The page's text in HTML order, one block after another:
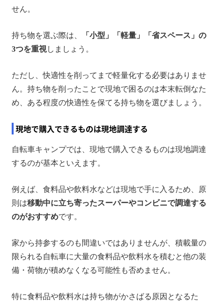
せん。
持ち物を選ぶ際は、
「小型」「軽量」「省スペース」の
3つを重視しましょう。
ただし、快適性を削ってまで軽量化する必要はありませ
ん。持ち物を削ったことで現地で困るのは本末転倒なた
め、ある程度の快適性を保てる持ち物を選びましょう。
現地で購入できるものは現地調達する
自転車キャンプでは、現地で購入できるものは現地調達
するのが基本といえます。
例えば、食料品や飲料水などは現地で手に入るため、原
則は移動中に立ち寄ったスーパーやコンビニで調達する
のがおすすめです。
家から持参するのも間違いではありませんが、積載量の
限られる自転車に大量の食料品や飲料水を積むと他の装
備・荷物が積めなくなる可能性も否めません。
特に食料品や飲料水は持ち物がかさばる原因となるた